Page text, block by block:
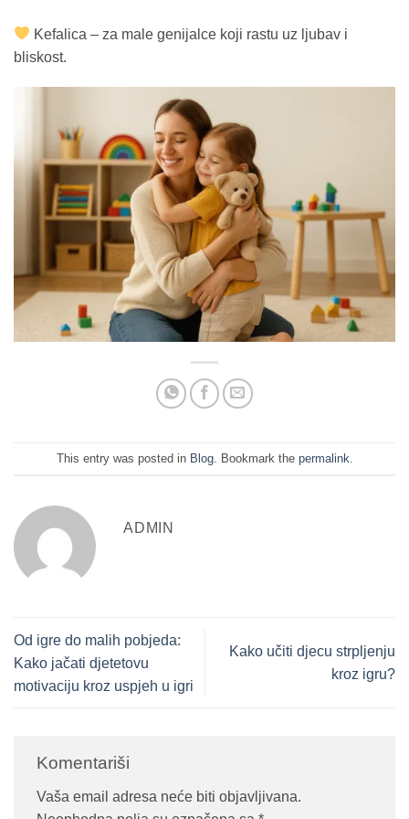
Kefalica – za male genijalce koji rastu uz ljubav i
bliskost.
This entry was posted in Blog. Bookmark the permalink
ADMIN
Od igre do malih pobjeda:
Kako jačati djetetovu
motivaciju kroz uspjeh u igri
Kako učiti djecu strpljenju
kroz igru?
Komentariši
Vaša email adresa neće biti objavljivana.